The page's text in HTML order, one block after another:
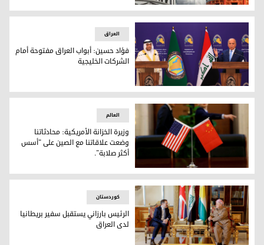
بكين وواشنطن تعقدان محادثات جديدة بشأن الخلافات التجارية
فؤاد حسين: أبواب العراق مفتوحة أمام الشركات الخليجية
العراق
فؤاد حسين: أبواب العراق مفتوحة أمام
الشركات الخليجية
وزيرة الخزانة الأمريكية: محادثاتنا وضعت علاقاتنا مع الصين
العالم
وزيرة الخزانة الأمريكية: محادثاتنا
وضعت علاقاتنا مع الصين على "أسس
أكثر صلابة".
کوردستان
الرئيس بارزاني يستقبل سفير بريطانيا
لدى العراق